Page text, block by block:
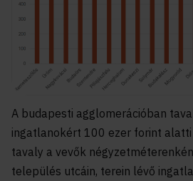
A budapesti agglomerációban
ingatlanokért 100 ezer forint
tavaly a vevők
település utcáin, terein lévő